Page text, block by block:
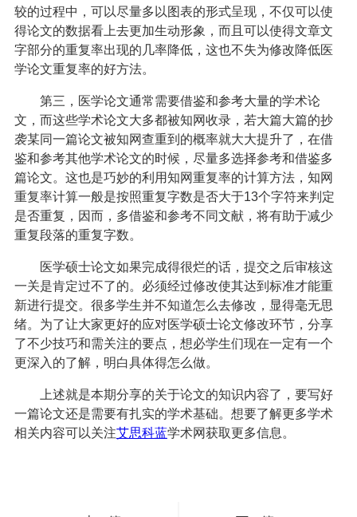
较的过程中，可以尽量多以图表的形式呈现，不仅可以使
得论文的数据看上去更加生动形象，而且可以使得文章文
字部分的重复率出现的几率降低，这也不失为修改降低医
学论文重复率的好方法。
第三，医学论文通常需要借鉴和参考大量的学术论
文，而这些学术论文大多都被知网收录，若大篇大篇的抄
袭某同一篇论文被知网查重到的概率就大大提升了，在借
鉴和参考其他学术论文的时候，尽量多选择参考和借鉴多
篇论文。这也是巧妙的利用知网重复率的计算方法，知网
重复率计算一般是按照重复字数是否大于13个字符来判定
是否重复，因而，多借鉴和参考不同文献，将有助于减少
重复段落的重复字数。
医学硕士论文如果完成得很烂的话，提交之后审核这
一关是肯定过不了的。必须经过修改使其达到标准才能重
新进行提交。很多学生并不知道怎么去修改，显得毫无思
绪。为了让大家更好的应对医学硕士论文修改环节，分享
了不少技巧和需关注的要点，想必学生们现在一定有一个
更深入的了解，明白具体得怎么做。
上述就是本期分享的关于论文的知识内容了，要写好
一篇论文还是需要有扎实的学术基础。想要了解更多学术
相关内容可以关注艾思科蓝学术网获取更多信息。